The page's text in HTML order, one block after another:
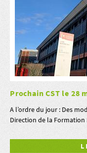
Prochain CST le 28
A l’ordre du jour : Des
Direction de la